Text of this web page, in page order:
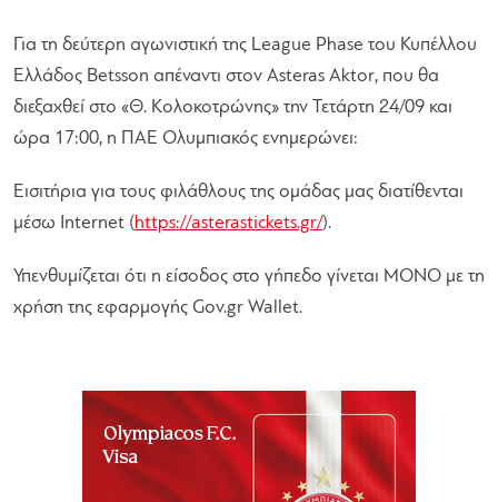
Για τη δεύτερη αγωνιστική της League Phase του Κυπέλλου
Ελλάδος Betsson απέναντι στον Asteras Aktor, που θα
διεξαχθεί στο «Θ. Κολοκοτρώνης» την Τετάρτη 24/09 και
ώρα 17:00, η ΠΑΕ Ολυμπιακός ενημερώνει:
Εισιτήρια για τους φιλάθλους της ομάδας μας διατίθενται
μέσω Internet (https://asterastickets.gr/).
Υπενθυμίζεται ότι η είσοδος στο γήπεδο γίνεται ΜΟΝΟ με τη
χρήση της εφαρμογής Gov.gr Wallet.